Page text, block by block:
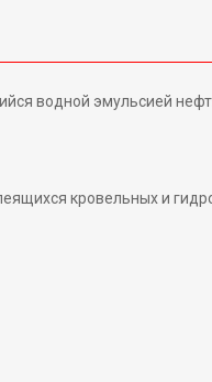
водной эмульсией
кровельных и